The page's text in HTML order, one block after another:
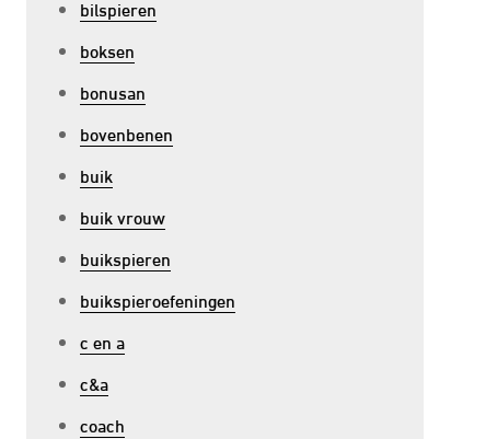
bilspieren
boksen
bonusan
bovenbenen
buik
buik vrouw
buikspieren
buikspieroefeningen
c en a
c&a
coach